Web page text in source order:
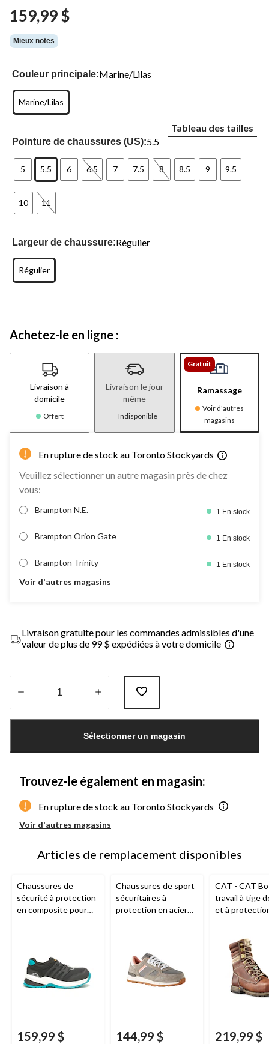
159,99 $
Mieux notes
Couleur principale:Marine/Lilas
Marine/Lilas
Pointure de chaussures (US):5.5
Tableau des tailles
5 5.5 6 6.5 7 7.5 8 8.5 9 9.5
10 11
Largeur de chaussure:Régulier
Régulier
Achetez-le en ligne :
Livraison à
domicile
Offert
Livraison le jour
même
Indisponible
Gratuit
Ramassage
Voir d'autres
magasins
En rupture de stock au Toronto Stockyards
Veuillez sélectionner un autre magasin près de chez
vous:
Brampton N.E. 1 En stock
Brampton Orion Gate 1 En stock
Brampton Trinity 1 En stock
Voir d'autres magasins
Livraison gratuite pour les commandes admissibles d'une
valeur de plus de 99 $ expédiées à votre domicile
Sélectionner un magasin
Trouvez-le également en magasin:
En rupture de stock au Toronto Stockyards
Voir d'autres magasins
Articles de remplacement disponibles
Chaussures de
sécurité à protection
en composite pour
159,99 $
Chaussures de sport
sécuritaires à
protection en acier
144,99 $
CAT - CAT
travail à tige
et à
219,99 $